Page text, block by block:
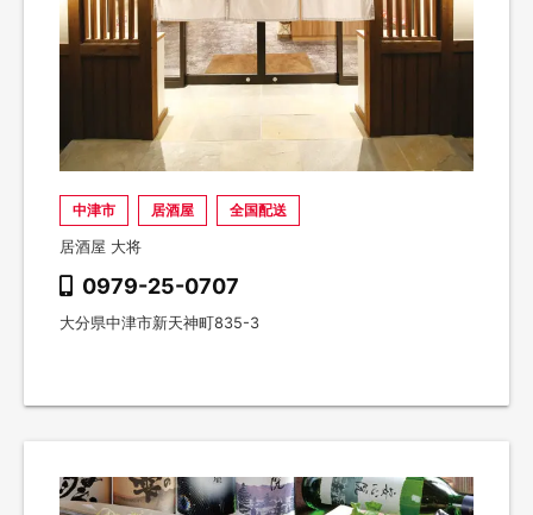
中津市 居酒屋 全国配送
居酒屋 大将
0979-25-0707
大分県中津市新天神町835-3